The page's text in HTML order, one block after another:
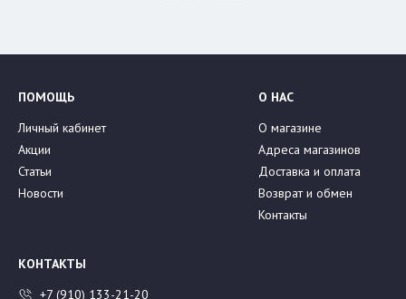
ПОМОЩЬ
Личный кабинет
Акции
Статьи
Новости
О НАС
О магазине
Адреса магазинов
Доставка и оплата
Возврат и обмен
Контакты
КОНТАКТЫ
+7 (910) 133-21-20